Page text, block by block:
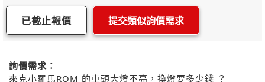
已截止報價 提交類似詢價需求
詢價需求：
來克小羅馬ROM 的車頭大燈不亮，換燈要多少錢 ？